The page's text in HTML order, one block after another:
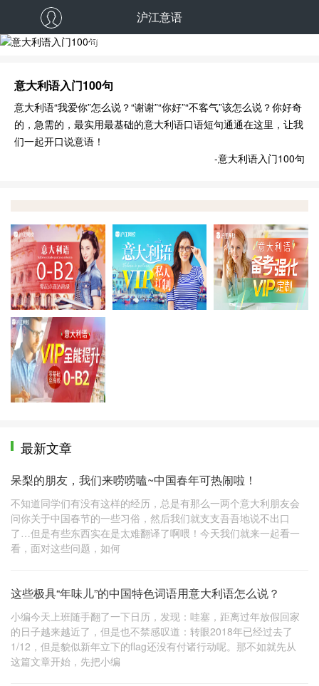
沪江意语
意大利语入门100句
意大利语入门100句
意大利语“我爱你”怎么说？“谢谢”“你好”“不客气”该怎么说？你好奇
的，急需的，最实用最基础的意大利语口语短句通通在这里，让我
们一起开口说意语！
-意大利语入门100句
报班即学 VIP定制 决
最新文章
呆梨的朋友，我们来唠唠嗑~中国春年可热闹啦！
不知道同学们有没有这样的经历，总是有那么一两个意大利朋友会
问你关于中国春节的一些习俗，然后我们就支支吾吾地说不出口
了…但是有些东西实在是太难翻译了啊喂！今天我们就来一起看一
看，面对这些问题，如何
这些极具“年味儿”的中国特色词语用意大利语怎么说？
小编今天上班随手翻了一下日历，发现：哇塞，距离过年放假回家
的日子越来越近了，但是也不禁感叹道：转眼2018年已经过去了
1/12，但是貌似新年立下的flag还没有付诸行动呢。那不如就先从
这篇文章开始，先把小编